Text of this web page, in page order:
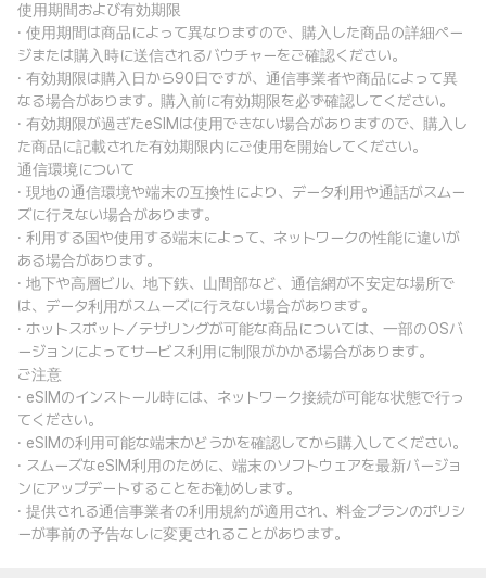
使用期間および有効期限
· 使用期間は商品によって異なりますので、購入した商品の詳細ペー
ジまたは購入時に送信されるバウチャーをご確認ください。
· 有効期限は購入日から90日ですが、通信事業者や商品によって異
なる場合があります。購入前に有効期限を必ず確認してください。
· 有効期限が過ぎたeSIMは使用できない場合がありますので、購入し
た商品に記載された有効期限内にご使用を開始してください。
通信環境について
· 現地の通信環境や端末の互換性により、データ利用や通話がスムー
ズに行えない場合があります。
· 利用する国や使用する端末によって、ネットワークの性能に違いが
ある場合があります。
· 地下や高層ビル、地下鉄、山間部など、通信網が不安定な場所で
は、データ利用がスムーズに行えない場合があります。
· ホットスポット／テザリングが可能な商品については、一部のOSバ
ージョンによってサービス利用に制限がかかる場合があります。
ご注意
· eSIMのインストール時には、ネットワーク接続が可能な状態で行っ
てください。
· eSIMの利用可能な端末かどうかを確認してから購入してください。
· スムーズなeSIM利用のために、端末のソフトウェアを最新バージョ
ンにアップデートすることをお勧めします。
· 提供される通信事業者の利用規約が適用され、料金プランのポリシ
ーが事前の予告なしに変更されることがあります。